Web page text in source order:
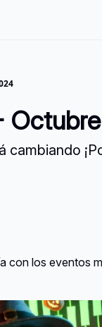
cambiando
con los eventos